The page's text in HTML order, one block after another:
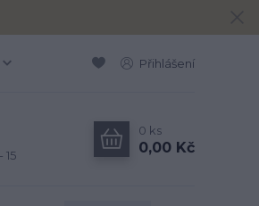
Přihlášení
15
0 ks
0,00 Kč